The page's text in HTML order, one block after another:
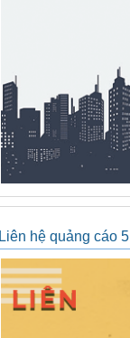
Liên hệ quảng cáo 5